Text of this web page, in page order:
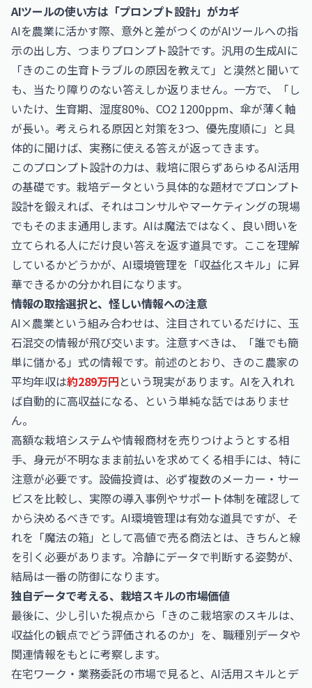
AIツールの使い方は「プロンプト設計」がカギ
AIを農業に活かす際、意外と差がつくのがAIツールへの指
示の出し方、つまりプロンプト設計です。汎用の生成AIに
「きのこの生育トラブルの原因を教えて」と漠然と聞いて
も、当たり障りのない答えしか返りません。一方で、「し
いたけ、生育期、湿度80%、CO2 1200ppm、傘が薄く軸
が長い。考えられる原因と対策を3つ、優先度順に」と具
体的に聞けば、実務に使える答えが返ってきます。
このプロンプト設計の力は、栽培に限らずあらゆるAI活用
の基礎です。栽培データという具体的な題材でプロンプト
設計を鍛えれば、それはコンサルやマーケティングの現場
でもそのまま通用します。AIは魔法ではなく、良い問いを
立てられる人にだけ良い答えを返す道具です。ここを理解
しているかどうかが、AI環境管理を「収益化スキル」に昇
華できるかの分かれ目になります。
情報の取捨選択と、怪しい情報への注意
AI×農業という組み合わせは、注目されているだけに、玉
石混交の情報が飛び交います。注意すべきは、「誰でも簡
単に儲かる」式の情報です。前述のとおり、きのこ農家の
平均年収は約289万円という現実があります。AIを入れれ
ば自動的に高収益になる、という単純な話ではありませ
ん。
高額な栽培システムや情報商材を売りつけようとする相
手、身元が不明なまま前払いを求めてくる相手には、特に
注意が必要です。設備投資は、必ず複数のメーカー・サー
ビスを比較し、実際の導入事例やサポート体制を確認して
から決めるべきです。AI環境管理は有効な道具ですが、そ
れを「魔法の箱」として高値で売る商法とは、きちんと線
を引く必要があります。冷静にデータで判断する姿勢が、
結局は一番の防御になります。
独自データで考える、栽培スキルの市場価値
最後に、少し引いた視点から「きのこ栽培家のスキルは、
収益化の観点でどう評価されるのか」を、職種別データや
関連情報をもとに考察します。
在宅ワーク・業務委託の市場で見ると、AI活用スキルとデ